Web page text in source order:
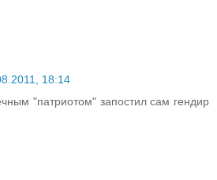
18:14
"патриотом" запостил сам гендир